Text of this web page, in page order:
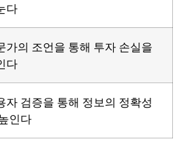
다
가의 조언을 통해 투자 손실을
다
자 검증을 통해 정보의 정확성
인다